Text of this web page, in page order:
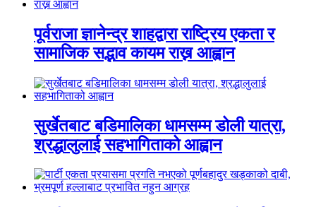
पूर्वराजा ज्ञानेन्द्र शाहद्वारा राष्ट्रिय एकता र
सामाजिक सद्भाव कायम राख्न आह्वान
सुर्खेतबाट बडिमालिका धामसम्म डोली यात्रा,
श्रद्धालुलाई सहभागिताको आह्वान